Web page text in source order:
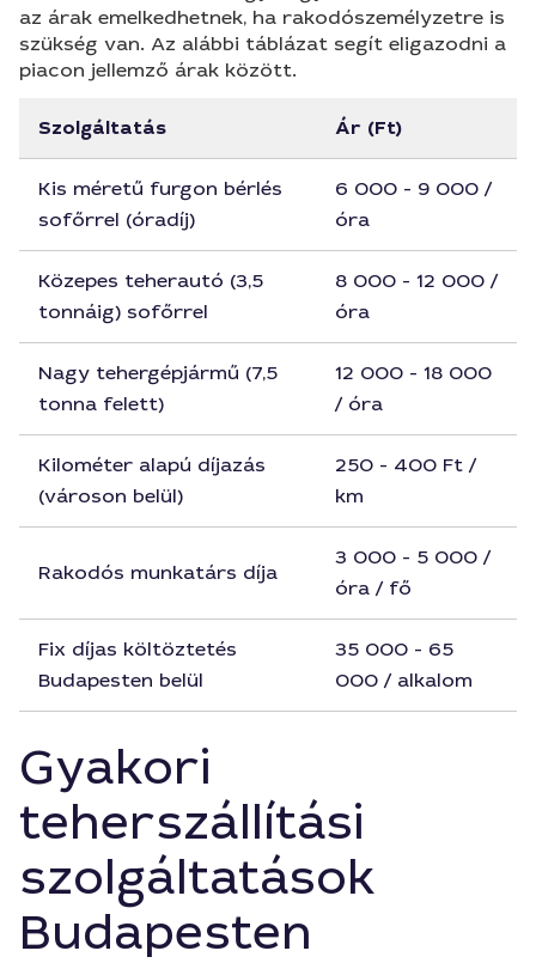
az árak emelkedhetnek, ha rakodószemélyzetre is
szükség van. Az alábbi táblázat segít eligazodni a
piacon jellemző árak között.
Szolgáltatás Ár (Ft)
Kis méretű furgon bérlés
sofőrrel (óradíj)
6 000 - 9 000 /
óra
Közepes teherautó (3,5
tonnáig) sofőrrel
8 000 - 12 000 /
óra
Nagy tehergépjármű (7,5
tonna felett)
12 000 - 18 000
/ óra
Kilométer alapú díjazás
(városon belül)
250 - 400 Ft /
km
Rakodós munkatárs díja
3 000 - 5 000 /
óra / fő
Fix díjas költöztetés
Budapesten belül
35 000 - 65
000 / alkalom
Gyakori
teherszállítási
szolgáltatások
Budapesten